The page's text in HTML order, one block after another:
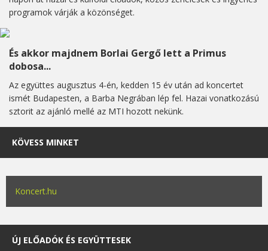
programok várják a közönséget.
És akkor majdnem Borlai Gergő lett a Primus
dobosa...
Az együttes augusztus 4-én, kedden 15 év után ad koncertet
ismét Budapesten, a Barba Negrában lép fel. Hazai vonatkozású
sztorit az ajánló mellé az MTI hozott nekünk.
KÖVESS MINKET
Koncert.hu
ÚJ ELŐADÓK ÉS EGYÜTTESEK